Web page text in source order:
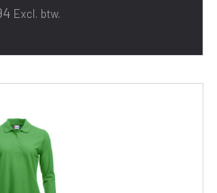
Excl. btw.